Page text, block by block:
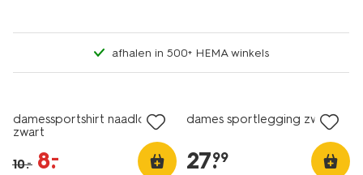
afhalen in 500+ HEMA winkels
damessportshirt naadloos
zwart
10.– 8.
–
dames sportlegging zwart
27.
99